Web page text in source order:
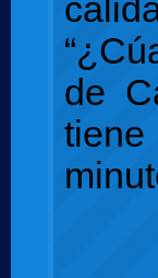
de
tiene